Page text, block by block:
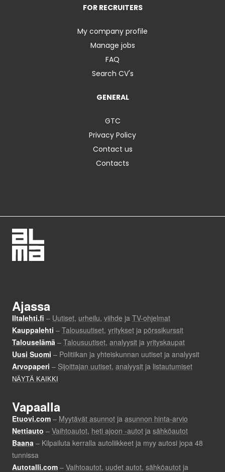
FOR RECRUITERS
My company profile
Manage jobs
FAQ
Search CV's
GENERAL
GTC
Privacy Policy
Contact us
Contacts